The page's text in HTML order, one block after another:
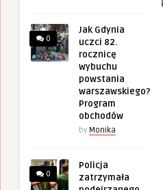
0
Jak Gdynia
uczci 82.
rocznicę
wybuchu
powstania
warszawskiego?
Program
obchodów
by Monika
0
Policja
zatrzymała